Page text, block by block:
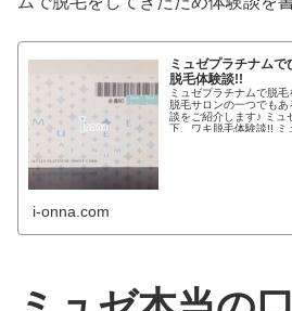
ミュゼプラチナム
脱毛体験談!!
ミュゼプラチナムで脱
脱毛サロンの一つでも
談をご紹介します♪ ミュゼプラチナムでひざ下(膝下)、ひじ
下
i-onna.com